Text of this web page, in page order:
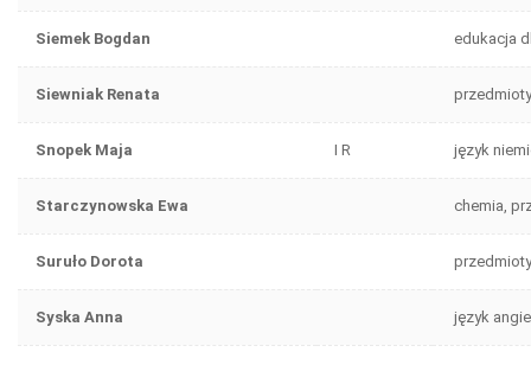
Siemek Bogdan edukacja
Siewniak Renata
Snopek Maja I R język
Starczynowska Ewa chemia,
Suruło Dorota
Syska Anna język